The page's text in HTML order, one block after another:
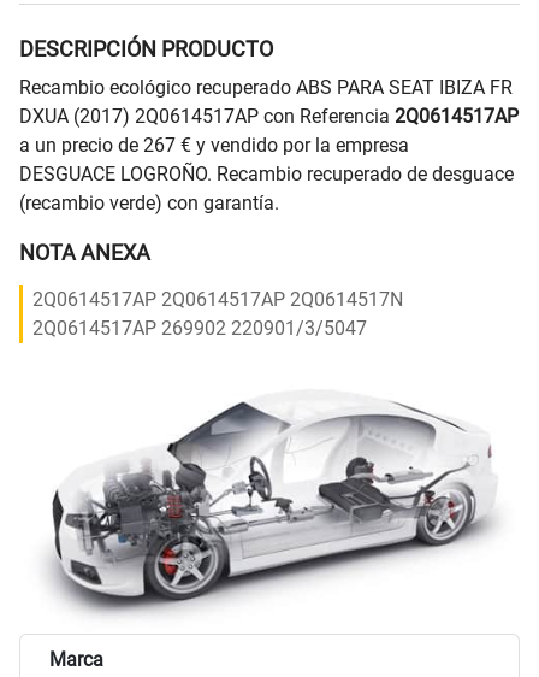
DESCRIPCIÓN PRODUCTO
Recambio ecológico recuperado ABS PARA SEAT IBIZA FR
DXUA (2017) 2Q0614517AP con Referencia 2Q0614517AP
a un precio de 267 € y vendido por la empresa
DESGUACE LOGROÑO. Recambio recuperado de desguace
(recambio verde) con garantía.
NOTA ANEXA
2Q0614517AP 2Q0614517AP 2Q0614517N
2Q0614517AP 269902 220901/3/5047
Marca